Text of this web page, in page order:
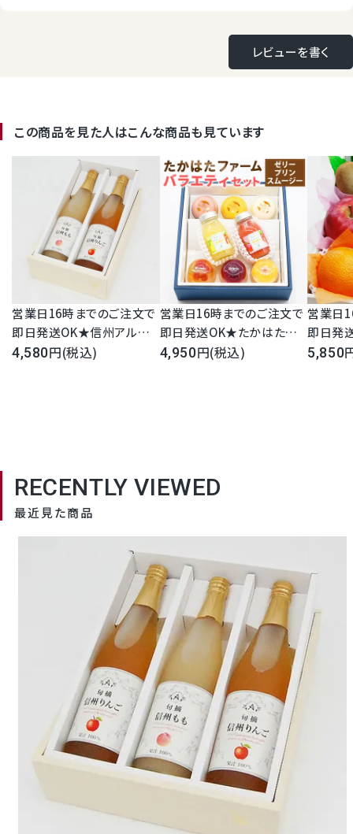
レビューを書く
この商品を見た人はこんな商品も見ています
営業日16時までのご注文で
即日発送OK★信州アルプ
スストレートフルーツジュー
温保存 お供 法事 法要 お彼
4,580 (税込)
営業日16時までのご注文で
即日発送OK★たかはたファ
ーム 3種8個 バラエティセッ
4,950 (税込)
営業日
即日発
ルーツ
5,850
RECENTLY VIEWED
最近見た商品